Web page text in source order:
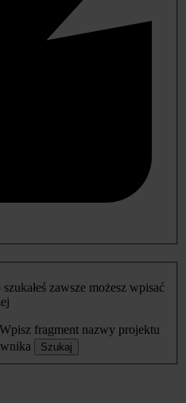
zawsze możesz wpisać
Wpisz fragment nazwy projektu
Szukaj